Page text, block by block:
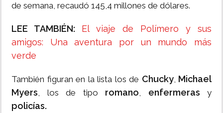
de semana, recaudó 145,4 millones de dólares.
LEE TAMBIÉN: El viaje de Polímero y sus
amigos: Una aventura por un mundo más
verde
También figuran en la lista los de Chucky, Michael
Myers, los de tipo romano, enfermeras y
policías.